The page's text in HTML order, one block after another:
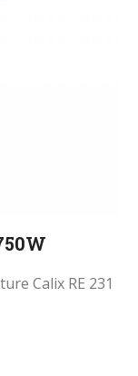
Calix RE 231